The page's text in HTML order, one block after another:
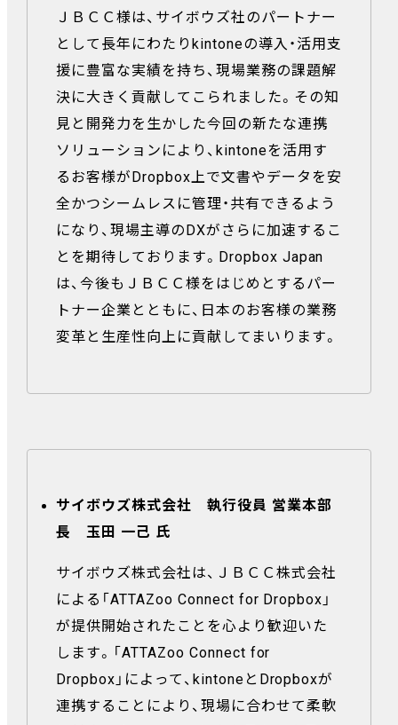
ＪＢＣＣ様は、サイボウズ社のパートナー
として長年にわたりkintoneの導入・活用支
援に豊富な実績を持ち、現場業務の課題解
決に大きく貢献してこられました。その知
見と開発力を生かした今回の新たな連携
ソリューションにより、kintoneを活用す
るお客様がDropbox上で文書やデータを安
全かつシームレスに管理・共有できるよう
になり、現場主導のDXがさらに加速するこ
とを期待しております。Dropbox Japan
は、今後もＪＢＣＣ様をはじめとするパー
トナー企業とともに、日本のお客様の業務
変革と生産性向上に貢献してまいります。
サイボウズ株式会社 執行役員 営業本部
長 玉田 一己 氏
サイボウズ株式会社は、ＪＢＣＣ株式会社
による「ATTAZoo Connect for Dropbox」
が提供開始されたことを心より歓迎いた
します。「ATTAZoo Connect for
Dropbox」によって、kintoneとDropboxが
連携することにより、現場に合わせて柔軟